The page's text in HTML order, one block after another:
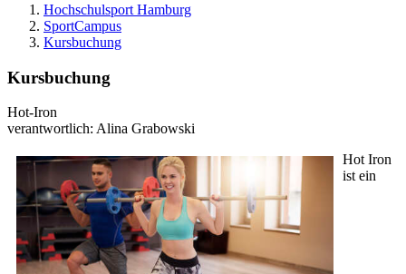
Hochschulsport Hamburg
SportCampus
Kursbuchung
Kursbuchung
Hot-Iron
verantwortlich: Alina Grabowski
Hot Iron
ist ein